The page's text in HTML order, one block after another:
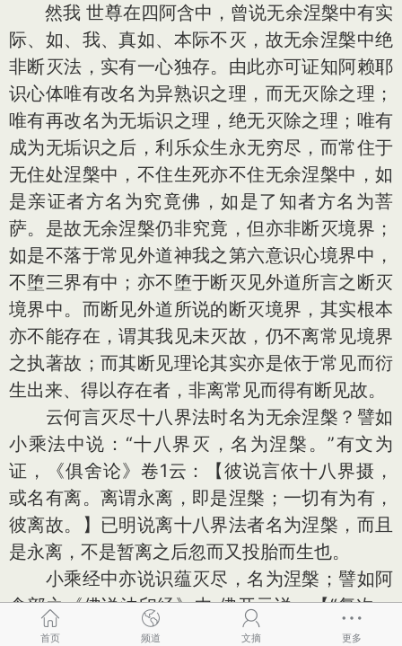
然我 世尊在四阿含中，曾说无余涅槃中有实
际、如、我、真如、本际不灭，故无余涅槃中绝
非断灭法，实有一心独存。由此亦可证知阿赖耶
识心体唯有改名为异熟识之理，而无灭除之理；
唯有再改名为无垢识之理，绝无灭除之理；唯有
成为无垢识之后，利乐众生永无穷尽，而常住于
无住处涅槃中，不住生死亦不住无余涅槃中，如
是亲证者方名为究竟佛，如是了知者方名为菩
萨。是故无余涅槃仍非究竟，但亦非断灭境界；
如是不落于常见外道神我之第六意识心境界中，
不堕三界有中；亦不堕于断灭见外道所言之断灭
境界中。而断见外道所说的断灭境界，其实根本
亦不能存在，谓其我见未灭故，仍不离常见境界
之执著故；而其断见理论其实亦是依于常见而衍
生出来、得以存在者，非离常见而得有断见故。
云何言灭尽十八界法时名为无余涅槃？譬如
小乘法中说：“十八界灭，名为涅槃。”有文为
证，《俱舍论》卷1云：【彼说言依十八界摄，
或名有离。离谓永离，即是涅槃；一切有为有，
彼离故。】已明说离十八界法者名为涅槃，而且
是永离，不是暂离之后忽而又投胎而生也。
小乘经中亦说识蕴灭尽，名为涅槃；譬如阿
含部之《佛说法印经》中 佛开示说：【“复次，
离我见已，即无见无闻、无觉无知。何以故？由
首页 频道 文摘 更多